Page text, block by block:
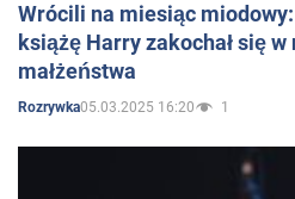
Wrócili na miesiąc
książę Harry zakochał się
małżeństwa
Rozrywka05.03.2025 16:20 1